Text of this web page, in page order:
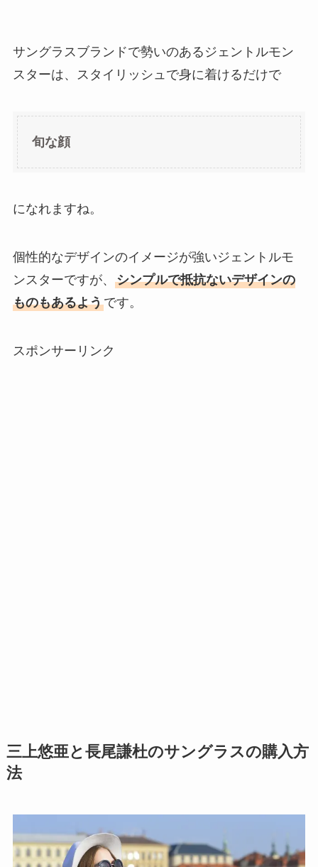
サングラスブランドで勢いのあるジェントルモン
スターは、スタイリッシュで身に着けるだけで
旬な顔
になれますね。
個性的なデザインのイメージが強いジェントルモ
ンスターですが、 シンプルで抵抗ないデザインの
ものもあるようです。
スポンサーリンク
三上悠亜と長尾謙杜のサングラスの購入方
法